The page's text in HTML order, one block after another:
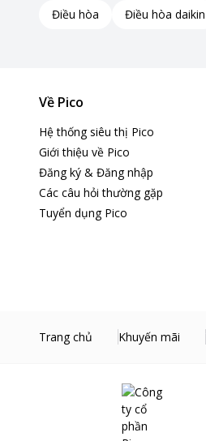
Điều hòa
Điều hòa daikin
Về Pico
Hệ thống siêu thị Pico
Giới thiệu về Pico
Đăng ký & Đăng nhập
Các câu hỏi thường gặp
Tuyển dụng Pico
Trang chủ Khuyến mãi